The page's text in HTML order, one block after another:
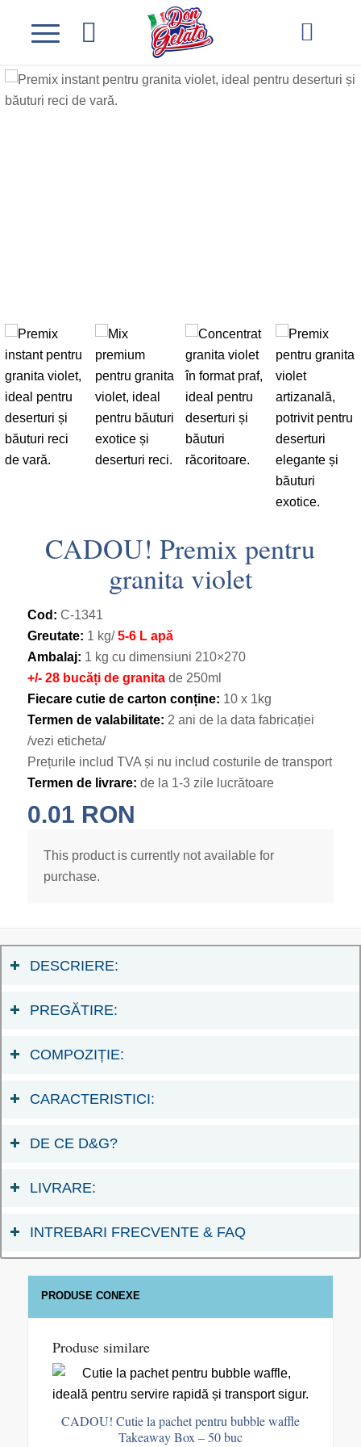
CADOU! Premix pentru
granita violet
Cod: C-1341
Greutate: 1 kg/5-6 L apă
Ambalaj: 1 kg cu dimensiuni 210×270
+/- 28 bucăți de granitade 250ml
Fiecare cutie de carton conține: 10 x 1kg
Termen de valabilitate: 2 ani de la data fabricației
/vezi eticheta/
Prețurile includ TVA și nu includ costurile de transport
Termen de livrare: de la 1-3 zile lucrătoare
0.01 RON
This product is currently not available for
purchase.
DESCRIERE:
PREGĂTIRE:
COMPOZIȚIE:
CARACTERISTICI:
DE CE D&G?
LIVRARE:
INTREBARI FRECVENTE & FAQ
PRODUSE CONEXE
Produse similare
CADOU! Cutie la pachet pentru bubble waffle
Takeaway Box – 50 buc